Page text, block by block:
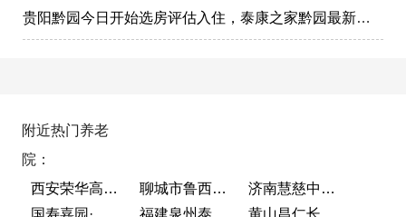
贵阳黔园今日开始选房评估入住，泰康之家黔园最新动态
附近热门养老
院：
西安荣华高新悦家养老服务有限公司
聊城市鲁西老年护养院
济南慧慈中医康养中心